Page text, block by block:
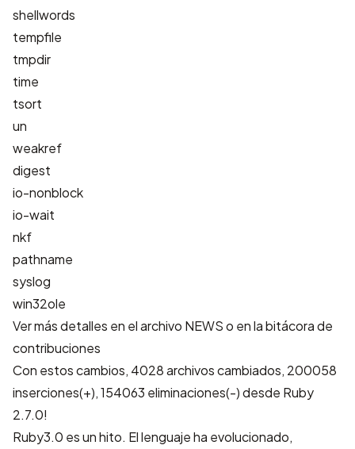
shellwords
tempfile
tmpdir
time
tsort
un
weakref
digest
io-nonblock
io-wait
nkf
pathname
syslog
win32ole
Ver más detalles en el archivo NEWSo en la bitácora de
contribuciones
Con estos cambios, 4028 archivos cambiados, 200058
inserciones(+), 154063 eliminaciones(-)desde Ruby
2.7.0!
Ruby3.0 es un hito. El lenguaje ha evolucionado,